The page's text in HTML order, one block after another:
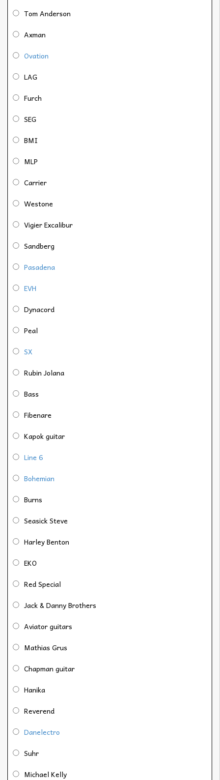
Tom Anderson
Axman
Ovation
LAG
Furch
SEG
BMI
MLP
Carrier
Westone
Vigier Excalibur
Sandberg
Pasadena
EVH
Dynacord
Peal
SX
Rubin Jolana
Bass
Fibenare
Kapok guitar
Line 6
Bohemian
Burns
Seasick Steve
Harley Benton
EKO
Red Special
Jack & Danny Brothers
Aviator guitars
Mathias Grus
Chapman guitar
Hanika
Reverend
Danelectro
Suhr
Michael Kelly